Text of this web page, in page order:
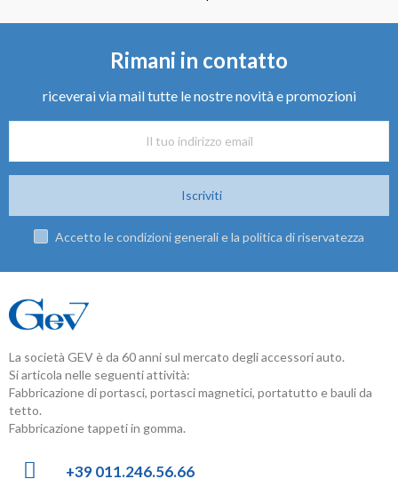
Rimani in contatto
riceverai via mail tutte le nostre novità e promozioni
Iscriviti
Accetto le condizioni generali e la politica di riservatezza
La società GEV è da 60 anni sul mercato degli accessori auto.
Si articola nelle seguenti attività:
Fabbricazione di portasci, portasci magnetici, portatutto e bauli da
tetto.
Fabbricazione tappeti in gomma.
+39 011.246.56.66